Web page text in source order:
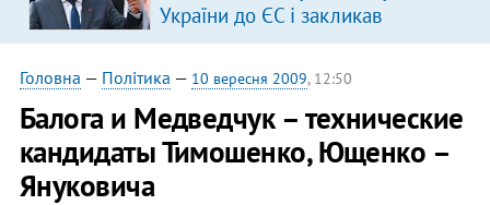
України до ЄС і закликав
припинити антиукраїнську
риторику
Головна — Політика — 10 вересня 2009, 12:50
Балога и Медведчук – технические
кандидаты Тимошенко, Ющенко –
Януковича